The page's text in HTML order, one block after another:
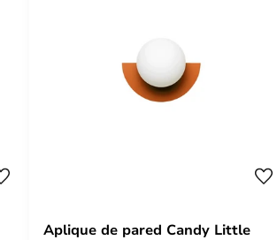
Aplique de pared Candy Little